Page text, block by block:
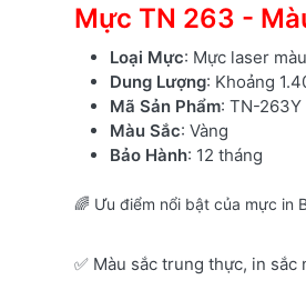
Mực TN 263 -
Loại Mực: Mực laser
Dung Lượng: Khoảng
Mã Sản Phẩm: TN-263Y
Màu Sắc: Vàng
Bảo Hành: 12 tháng
🌈 Ưu điểm nổi bật của mực in
✅ Màu sắc trung thực, in